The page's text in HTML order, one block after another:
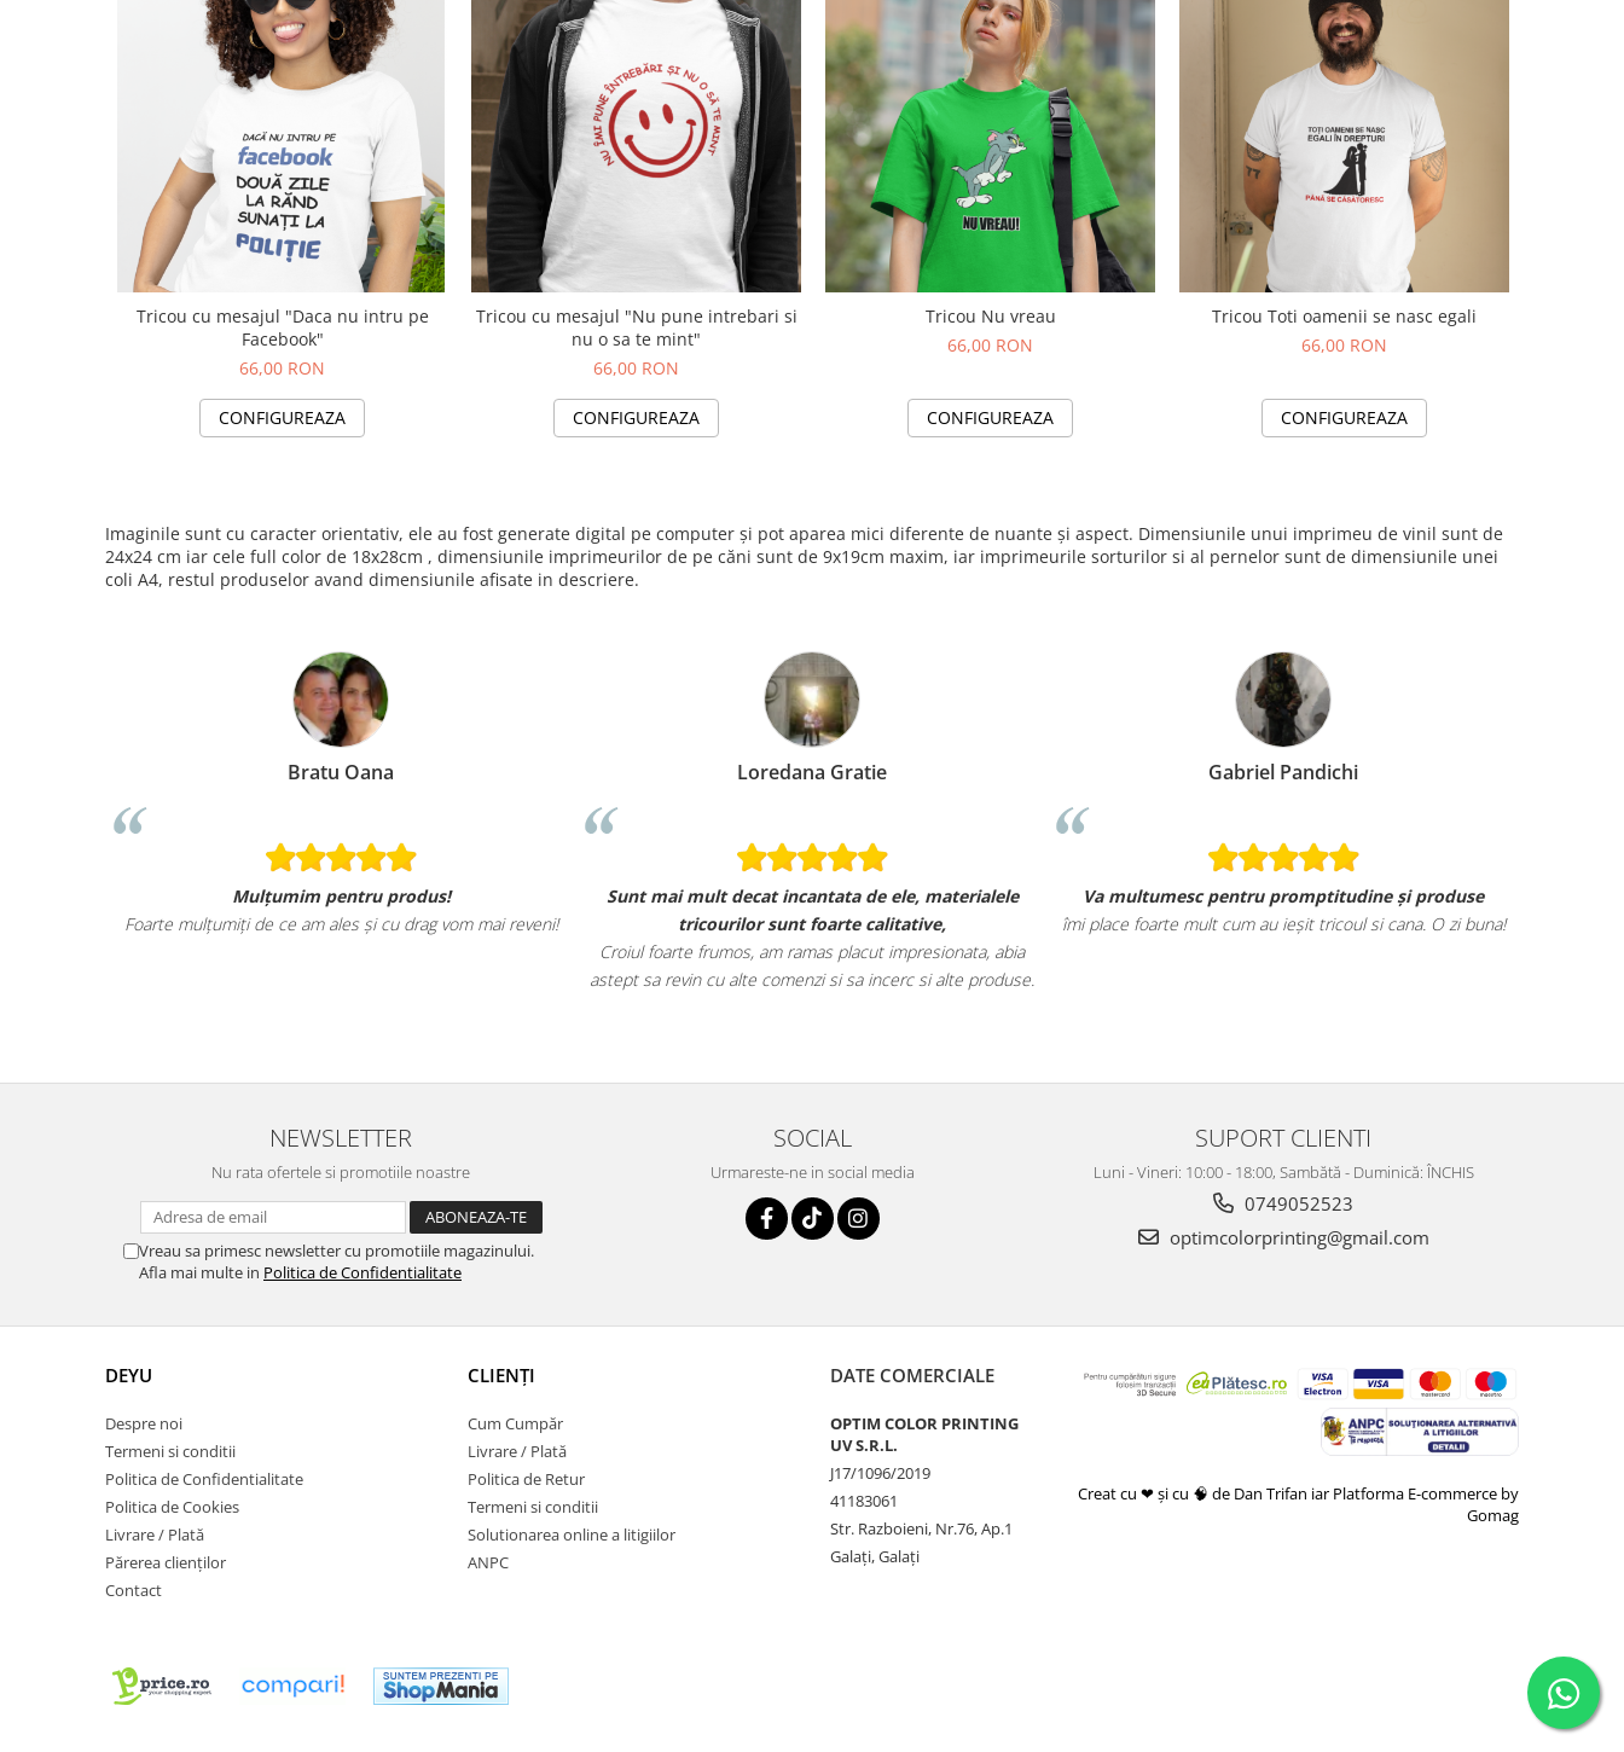
Tricou cu mesajul "Daca nu intru pe
Facebook"
66,00 RON
CONFIGUREAZA
Tricou cu mesajul "Nu pune intrebari si
nu o sa te mint"
66,00 RON
CONFIGUREAZA
Tricou Nu vreau
66,00 RON
CONFIGUREAZA
Tricou Toti oamenii se nasc egali
66,00 RON
CONFIGUREAZA
Imaginile sunt cu caracter orientativ, ele au fost generate digital pe computer și pot aparea mici diferente de nuante și aspect. Dimensiunile unui imprimeu de vinil sunt de
24x24 cm iar cele full color de 18x28cm , dimensiunile imprimeurilor de pe căni sunt de 9x19cm maxim, iar imprimeurile sorturilor si al pernelor sunt de dimensiunile unei
coli A4, restul produselor avand dimensiunile afisate in descriere.
Bratu Oana
Mulțumim pentru produs!
Foarte mulțumiți de ce am ales și cu drag vom mai reveni!
Loredana Gratie
Sunt mai mult decat incantata de ele, materialele
tricourilor sunt foarte calitative,
Croiul foarte frumos, am ramas placut impresionata, abia
astept sa revin cu alte comenzi si sa incerc si alte produse.
Gabriel Pandichi
Va multumesc pentru promptitudine și produse
îmi place foarte mult cum au ieșit tricoul si cana. O zi buna!
NEWSLETTER
Nu rata ofertele si promotiile noastre
Vreau sa primesc newsletter cu promotiile magazinului.
Afla mai multe in Politica de Confidentialitate
SOCIAL
Urmareste-ne in social media
SUPORT CLIENTI
Luni - Vineri: 10:00 - 18:00, Sambătă - Duminică: ÎNCHIS
0749052523
optimcolorprinting@gmail.com
DEYU
Despre noi
Termeni si conditii
Politica de Confidentialitate
Politica de Cookies
Livrare / Plată
Părerea clienților
Contact
CLIENȚI
Cum Cumpăr
Livrare / Plată
Politica de Retur
Termeni si conditii
Solutionarea online a litigiilor
ANPC
DATE COMERCIALE
OPTIM COLOR PRINTING
UV S.R.L.
J17/1096/2019
41183061
Str. Razboieni, Nr.76, Ap.1
Galați, Galați
Creat cu ❤ și cu 🧠 de Dan Trifan iar Platforma E-commerce by
Gomag